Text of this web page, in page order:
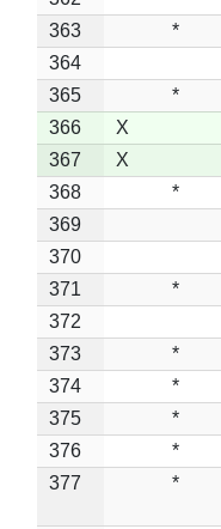
363
*
364
365
*
366
X
367
X
368
*
369
370
371
*
372
373
*
374
*
375
*
376
*
377
*